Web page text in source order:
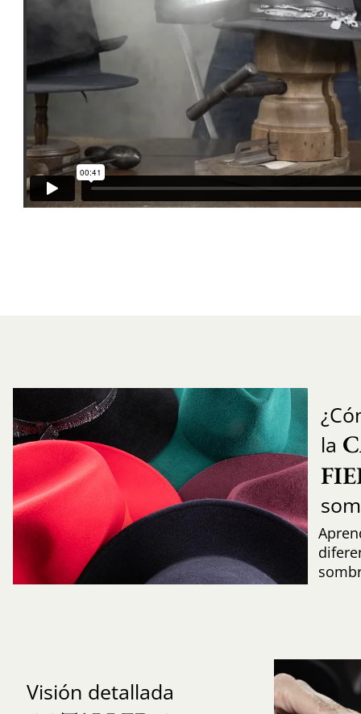
la
Visión detallada